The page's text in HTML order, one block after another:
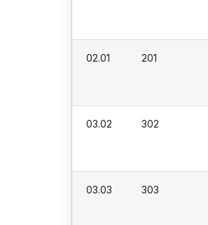
02.01 201
03.02 302
03.03 303